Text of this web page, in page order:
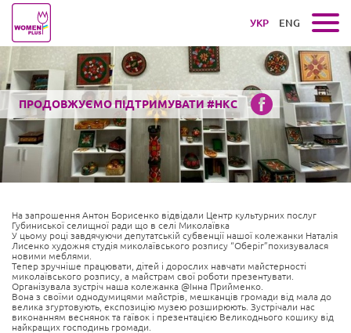
ПРОДОВЖУЄМО ПІДТРИМУВАТИ #НКС
На запрошення Антон Борисенко відвідали Центр культурних послуг
Губиниської селищної ради що в селі Миколаївка
У цьому році завдячуючи депутатській субвенції нашої колежанки Наталія
Лисенко художня студія миколаївського розпису “Оберіг”похизувалася
новими меблями.
Тепер зручніше працювати, дітей і дорослих навчати майстерності
миколаївського розпису, а майстрам свої роботи презентувати.
Організувала зустріч наша колежанка @Інна Прийменко.
Вона з своїми однодумицями майстрів, мешканців громади від мала до
велика згуртовують, експозицію музею розширюють. Зустрічали нас
виконанням веснянок та гаївок і презентацією Великоднього кошику від
найкращих господинь громади.
УКР ENG